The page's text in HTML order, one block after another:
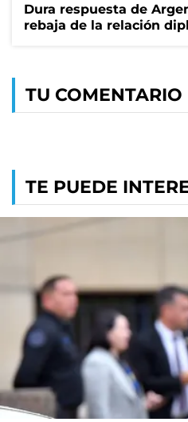
Dura respuesta de
rebaja de la relación
TU COMENTARIO
TE PUEDE